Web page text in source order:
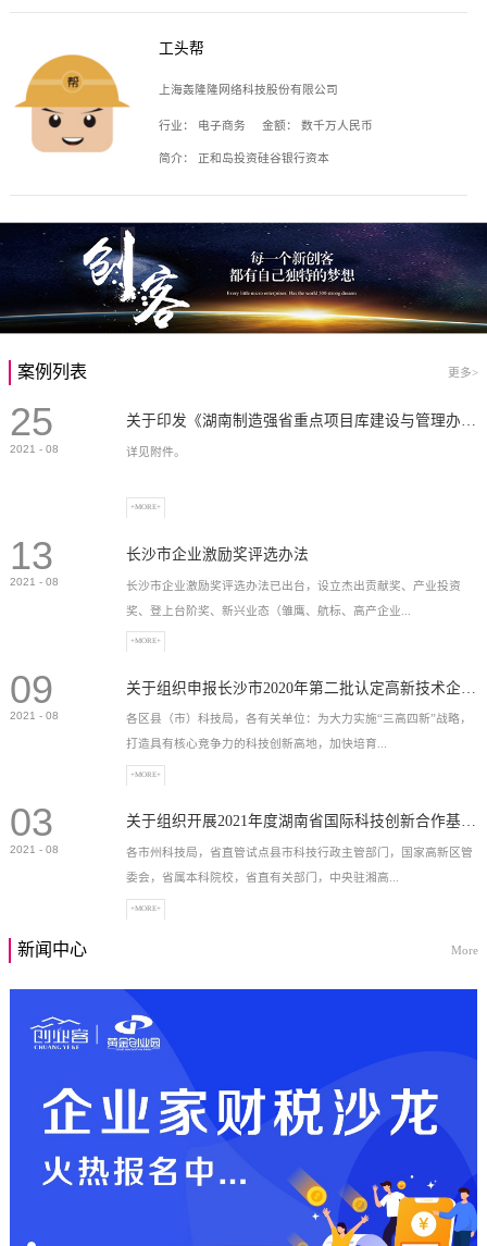
工头帮
上海轰隆隆网络科技股份有限公司
行业： 电子商务 金额： 数千万人民币
简介： 正和岛投资硅谷银行资本
案例列表 更多>
25
2021 - 08 详见附件。
+MORE+
13
2021 - 08
长沙市企业激励奖评选办法
长沙市企业激励奖评选办法已出台，设立杰出贡献奖、产业投资
奖、登上台阶奖、新兴业态（雏鹰、航标、高产企业...
）奖等，最高奖励2...
+MORE+
09
2021 - 08
各区县（市）科技局，各有关单位：为大力实施“三高四新”战略，
打造具有核心竞争力的科技创新高地，加快培育...
高新技术企业，充分...
+MORE+
03
2021 - 08
关于组织开展2021年度湖南省国际科技创新合作基地申报工作的通知
各市州科技局，省直管试点县市科技行政主管部门，国家高新区管
委会，省属本科院校，省直有关部门，中央驻湘高...
+MORE+
新闻中心 More